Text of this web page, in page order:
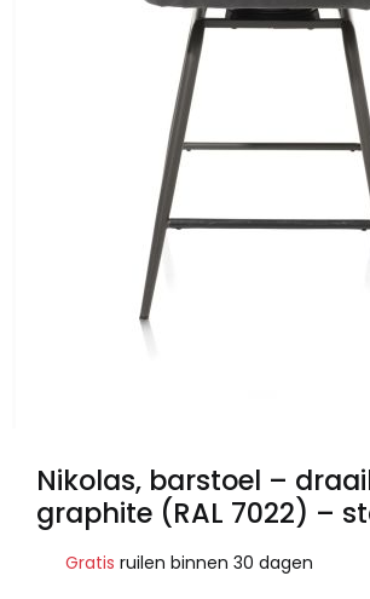
Nikolas, barstoel –
graphite (RAL 7022) –
Gratis ruilen binnen 30 dagen